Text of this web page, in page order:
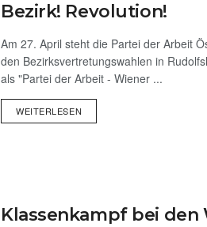
Bezirk! Revolution!
Am 27. April steht die Partei der Arbeit
den Bezirksvertretungswahlen in
als "Partei der Arbeit - Wiener ...
WEITERLESEN
Klassenkampf bei den